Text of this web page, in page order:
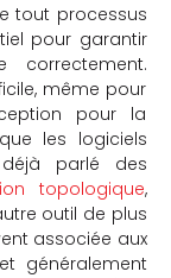
tout processus
pour garantir
même pour
pour la
les logiciels
parlé des
topologique,
outil de plus
associée aux
généralement